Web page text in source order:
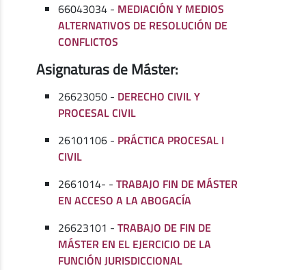
66043034 - MEDIACIÓN Y MEDIOS
ALTERNATIVOS DE RESOLUCIÓN DE
CONFLICTOS
Asignaturas de Máster:
26623050 - DERECHO CIVIL Y
PROCESAL CIVIL
26101106 - PRÁCTICA PROCESAL I
CIVIL
2661014- -TRABAJO FIN DE MÁSTER
EN ACCESO A LA ABOGACÍA
26623101 -TRABAJO DE FIN DE
MÁSTER EN EL EJERCICIO DE LA
FUNCIÓN JURISDICCIONAL